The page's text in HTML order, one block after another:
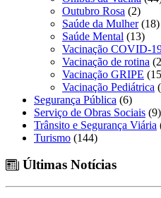
Outubro Rosa (2)
Saúde da Mulher(18)
Saúde Mental (13)
Vacinação COVID-
Vacinação de rotina
Vacinação GRIPE
Vacinação Pediátrica
Segurança Pública (6)
Serviço de Obras Sociais (9)
Trânsito e Segurança Viária
Turismo (144)
Últimas Notícias